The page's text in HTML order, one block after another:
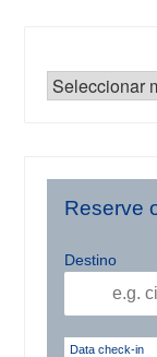
Reserve
Destino
Data check-in